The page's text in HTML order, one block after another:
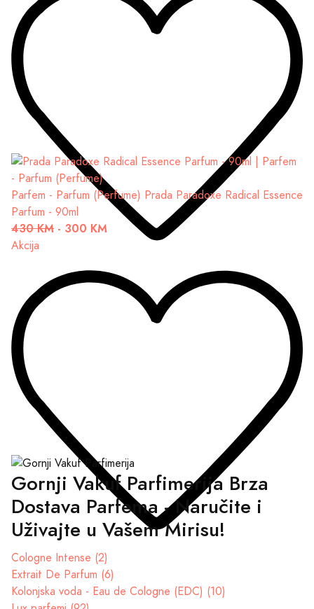
Parfem - Parfum (Perfume) Prada Paradoxe Radical Essence
Parfum - 90ml
430 KM - 300 KM
Akcija
Gornji Vakuf Parfimerija Brza
Dostava Parfema - Naručite i
Uživajte u Vašem Mirisu!
Cologne Intense (2)
Extrait De Parfum (6)
Kolonjska voda - Eau de Cologne (EDC) (10)